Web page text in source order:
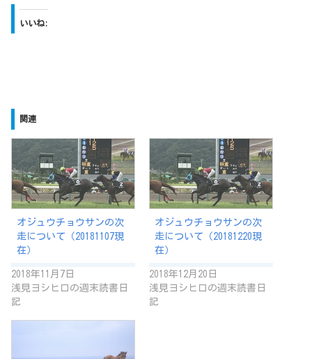
いいね:
関連
オジュウチョウサンの次
走について（20181107現
在）
2018年11月7日
浅見ヨシヒロの週末読書日
記
オジュウチョウサンの次
走について（20181220現
在）
2018年12月20日
浅見ヨシヒロの週末読書日
記